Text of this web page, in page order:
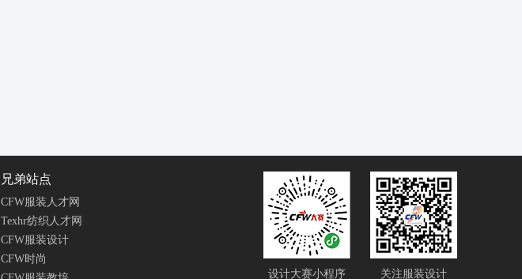
设计大赛小程序 关注服装设计
兄弟站点
CFW服装人才网
Texhr纺织人才网
CFW服装设计
CFW时尚